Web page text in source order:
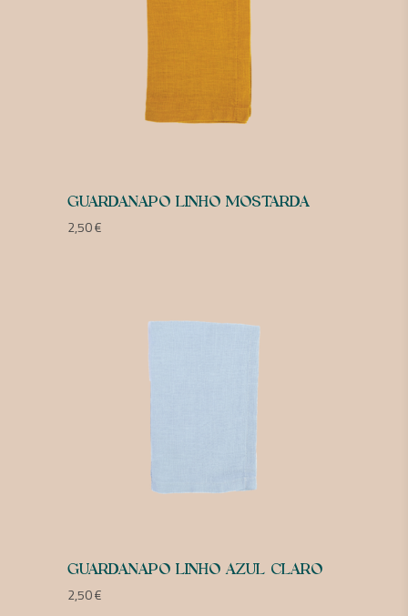
GUARDANAPO LINHO MOSTARDA
2,50€
GUARDANAPO LINHO AZUL CLARO
2,50€